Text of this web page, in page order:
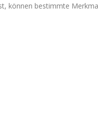
können bestimmte